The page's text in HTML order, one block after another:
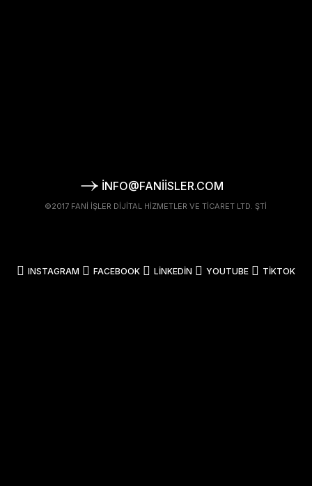
INFO@FANIISLER.COM
©2017 FANI İŞLER DIJITAL HIZMETLER VE TICARET LTD. ŞTI
INSTAGRAM FACEBOOK LINKEDIN YOUTUBE TIKTOK